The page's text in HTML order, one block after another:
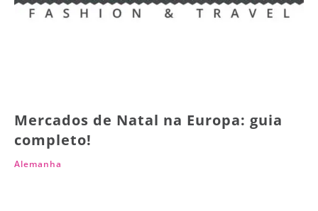
Mercados de Natal na Europa: guia
completo!
Alemanha